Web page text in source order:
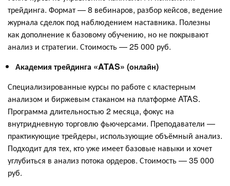
трейдинга. Формат — 8 вебинаров, разбор кейсов, ведение
журнала сделок под наблюдением наставника. Полезны
как дополнение к базовому обучению, но не покрывают
анализ и стратегии. Стоимость — 25 000 руб.
Академия трейдинга «ATAS» (онлайн)
Специализированные курсы по работе с кластерным
анализом и биржевым стаканом на платформе ATAS.
Программа длительностью 2 месяца, фокус на
внутридневную торговлю фьючерсами. Преподаватели —
практикующие трейдеры, использующие объёмный анализ.
Подходит для тех, кто уже имеет базовые навыки и хочет
углубиться в анализ потока ордеров. Стоимость — 35 000
руб.